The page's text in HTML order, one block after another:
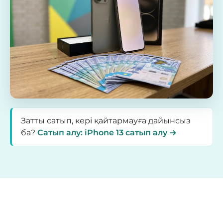
Затты сатып, кері қайтармауға дайынсыз
ба? Сатып алу: iPhone 13 сатып алу →